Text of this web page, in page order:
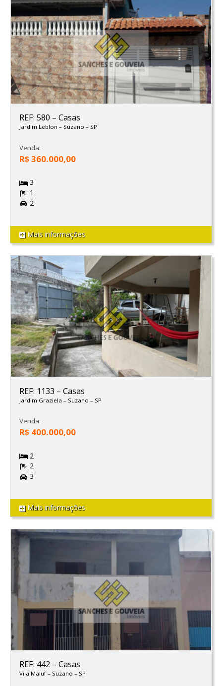
REF: 580 – Casas
Jardim Leblon – Suzano – SP
Venda:
R$ 360.000,00
3
1
2
Mais informações
REF: 1133 – Casas
Jardim Graziela – Suzano – SP
Venda:
R$ 400.000,00
2
2
3
Mais informações
REF: 442 – Casas
Vila Maluf – Suzano – SP